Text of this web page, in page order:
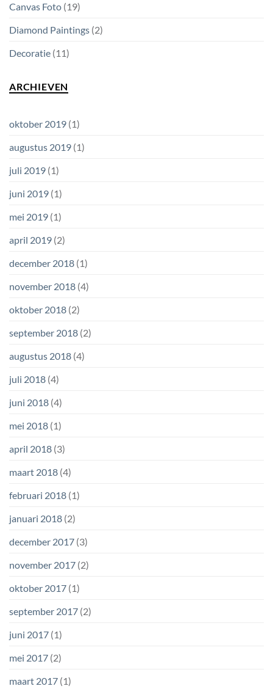
Canvas Foto (19)
Diamond Paintings (2)
Decoratie (11)
ARCHIEVEN
oktober 2019 (1)
augustus 2019 (1)
juli 2019 (1)
juni 2019 (1)
mei 2019 (1)
april 2019 (2)
december 2018 (1)
november 2018 (4)
oktober 2018 (2)
september 2018 (2)
augustus 2018 (4)
juli 2018 (4)
juni 2018 (4)
mei 2018 (1)
april 2018 (3)
maart 2018 (4)
februari 2018 (1)
januari 2018 (2)
december 2017 (3)
november 2017 (2)
oktober 2017 (1)
september 2017 (2)
juni 2017 (1)
mei 2017 (2)
maart 2017 (1)